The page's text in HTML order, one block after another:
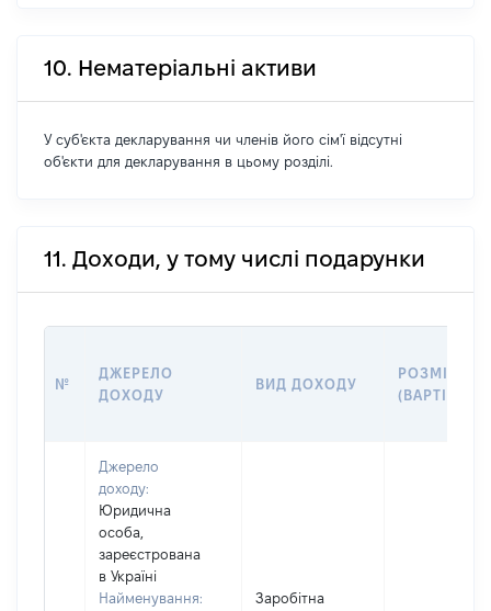
10. Нематеріальні активи
У суб'єкта декларування чи членів його сім'ї відсутні
об'єкти для декларування в цьому розділі.
11. Доходи, у тому числі подарунки
№
ДЖЕРЕЛО
ДОХОДУ
ВИД ДОХОДУ
РОЗМІР
(ВАРТІСТЬ)
Джерело
доходу:
Юридична
особа,
зареєстрована
в Україні
Найменування:
Заробітна